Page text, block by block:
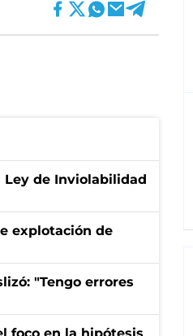
Ley de Inviolabilidad
explotación de
"Tengo errores